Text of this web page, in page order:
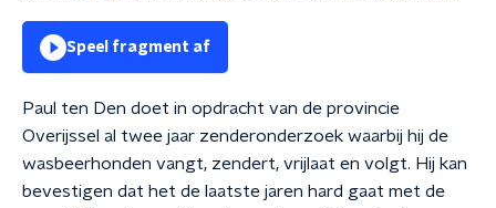
Speel fragment af
Paul ten Den doet in opdracht van de provincie
Overijssel al twee jaar zenderonderzoek waarbij hij de
wasbeerhonden vangt, zendert, vrijlaat en volgt. Hij kan
bevestigen dat het de laatste jaren hard gaat met de